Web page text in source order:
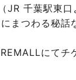
千葉駅東口
まつわる秘話
にてチ